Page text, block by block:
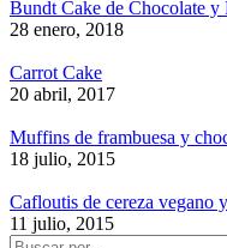
Bundt Cake de Chocolate y
28 enero, 2018
Carrot Cake
20 abril, 2017
Muffins de frambuesa y
18 julio, 2015
Cafloutis de cereza vegano
11 julio, 2015